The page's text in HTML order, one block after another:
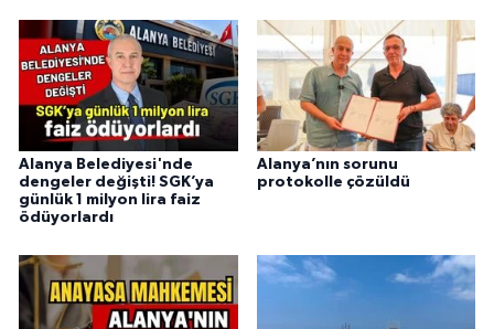
Alanya Belediyesi'nde
dengeler değişti! SGK’ya
günlük 1 milyon lira faiz
ödüyorlardı
Alanya’nın sorunu
protokolle çözüldü